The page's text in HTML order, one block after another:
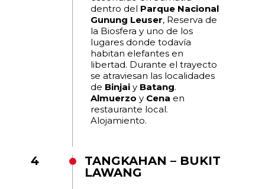
dentro del Parque Nacional
Gunung Leuser, Reserva de
la Biosfera y uno de los
lugares donde todavía
habitan elefantes en
libertad. Durante el trayecto
se atraviesan las localidades
de Binjai y Batang.
Almuerzo y Cena en
restaurante local.
Alojamiento.
4
TANGKAHAN – BUKIT
LAWANG